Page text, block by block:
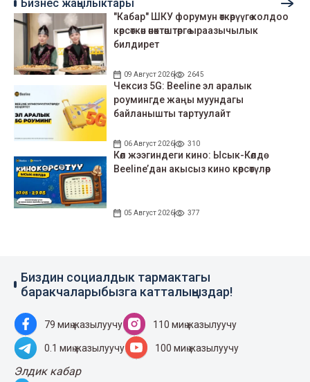
Бизнес жаңылыктары
"Кабар" ШКУ форумун өткөрүүгө колдоо
көрсөткөн өнөктөштөргө ыраазычылык
билдирет
09 Август 2026 2645
Чексиз 5G: Beeline эл аралык
роумингде жаңы муундагы
байланышты тартуулайт
06 Август 2026 310
Көл жээгиндеги кино: Ысык-Көлдө
Beeline’дан акысыз кино көрсөтүлөр
05 Август 2026 377
Биздин социалдык тармактагы
баракчаларыбызга катталыңыздар!
79 миң жазылуучу 110 миң жазылуучу
0.1 миң жазылуучу 100 миң жазылуучу
Элдик кабар